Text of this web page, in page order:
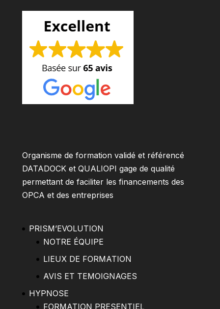
Organisme de formation validé et référencé
DATADOCK et QUALIOPI gage de qualité
permettant de faciliter les financements des
OPCA et des entreprises
PRISM’EVOLUTION
NOTRE ÉQUIPE
LIEUX DE FORMATION
AVIS ET TEMOIGNAGES
HYPNOSE
FORMATION PRESENTIEL